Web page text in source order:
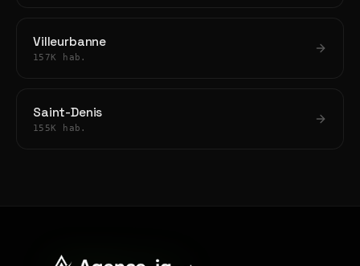
Villeurbanne
157K hab.
Saint-Denis
155K hab.